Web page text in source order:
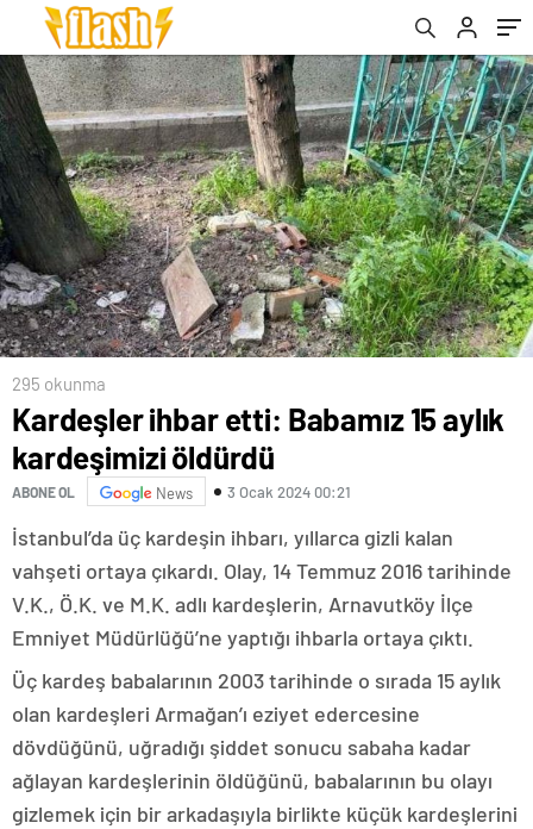
295 okunma
Kardeşler ihbar etti: Babamız 15 aylık
kardeşimizi öldürdü
ABONE OL News 3 Ocak 2024 00:21
İstanbul’da üç kardeşin ihbarı, yıllarca gizli kalan
vahşeti ortaya çıkardı. Olay, 14 Temmuz 2016 tarihinde
V.K., Ö.K. ve M.K. adlı kardeşlerin, Arnavutköy İlçe
Emniyet Müdürlüğü’ne yaptığı ihbarla ortaya çıktı.
Üç kardeş babalarının 2003 tarihinde o sırada 15 aylık
olan kardeşleri Armağan’ı eziyet edercesine
dövdüğünü, uğradığı şiddet sonucu sabaha kadar
ağlayan kardeşlerinin öldüğünü, babalarının bu olayı
gizlemek için bir arkadaşıyla birlikte küçük kardeşlerini